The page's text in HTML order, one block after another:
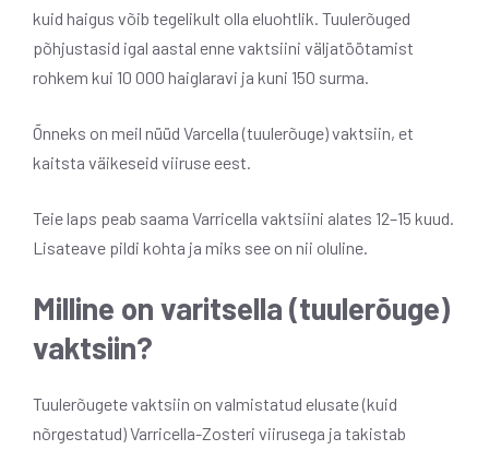
kuid haigus võib tegelikult olla eluohtlik. Tuulerõuged
põhjustasid igal aastal enne vaktsiini väljatöötamist
rohkem kui 10 000 haiglaravi ja kuni 150 surma.
Õnneks on meil nüüd Varcella (tuulerõuge) vaktsiin, et
kaitsta väikeseid viiruse eest.
Teie laps peab saama Varricella vaktsiini alates 12–15 kuud.
Lisateave pildi kohta ja miks see on nii oluline.
Milline on varitsella (tuulerõuge)
vaktsiin?
Tuulerõugete vaktsiin on valmistatud elusate (kuid
nõrgestatud) Varricella-Zosteri viirusega ja takistab